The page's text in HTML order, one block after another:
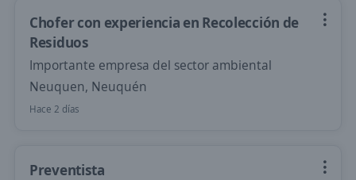
Chofer con experiencia en Recolección de
Residuos
Importante empresa del sector ambiental
Neuquen, Neuquén
Hace 2 días
Preventista